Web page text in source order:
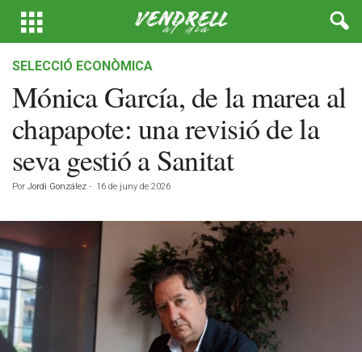
SELECCIÓ ECONÒMICA
Mónica García, de la marea al
chapapote: una revisió de la
seva gestió a Sanitat
Por Jordi González - 16 de juny de 2026